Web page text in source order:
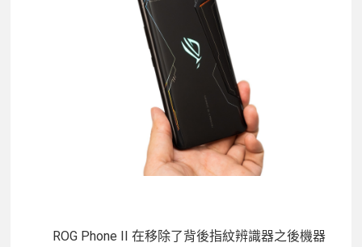
ROG Phone II 在移除了背後指紋辨識器之後機器